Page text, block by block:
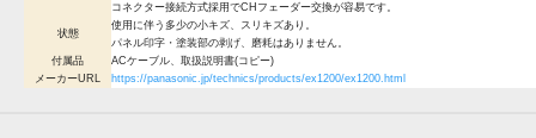
コネクター接続方式採用でCHフェーダー交換が容易です。
状態
使用に伴う多少の小キズ、スリキズあり。
パネル印字・塗装部の剥げ、磨耗はありません。
付属品
ACケーブル、取扱説明書(コピー)
メーカーURL
https://panasonic.jp/technics/products/ex1200/ex1200.html